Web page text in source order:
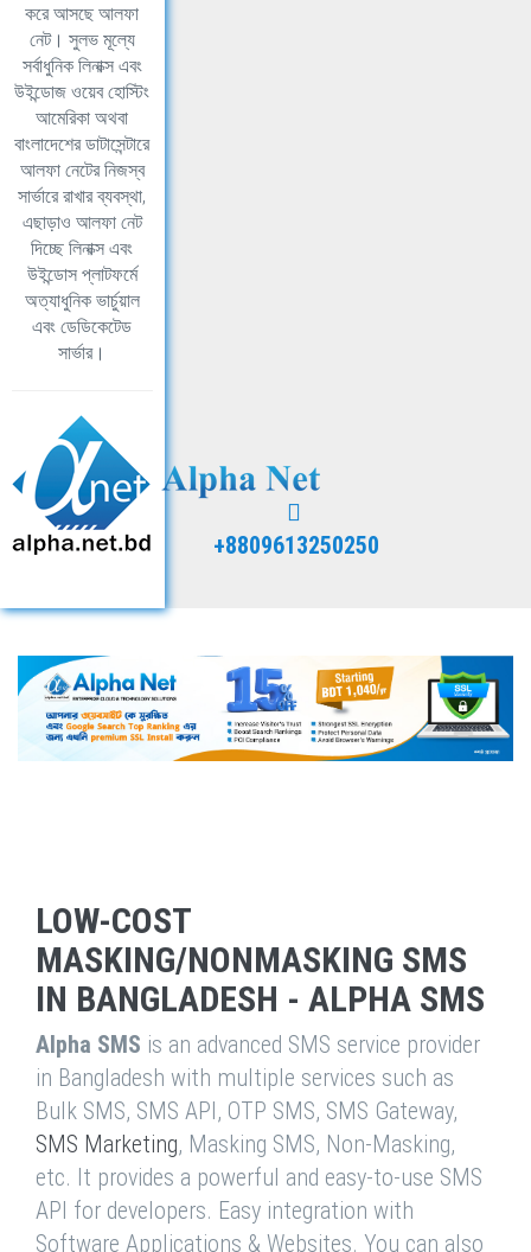
করে আসছে আলফা
নেট। সুলভ মূল্যে
সর্বাধুনিক লিনাক্স এবং
উইন্ডোজ ওয়েব হোস্টিং
আমেরিকা অথবা
বাংলাদেশের ডাটাসেন্টারে
আলফা নেটের নিজস্ব
সার্ভারে রাখার ব্যবস্থা,
এছাড়াও আলফা নেট
দিচ্ছে লিনাক্স এবং
উইন্ডোস প্লাটফর্মে
অত্যাধুনিক ভার্চুয়াল
এবং ডেডিকেটেড
সার্ভার।
+8809613250250
LOW-COST
MASKING/NONMASKING SMS
IN BANGLADESH - ALPHA SMS
Alpha SMS is an advanced SMS service provider
in Bangladesh with multiple services such as
Bulk SMS, SMS API, OTP SMS, SMS Gateway,
SMS Marketing, Masking SMS, Non-Masking,
etc. It provides a powerful and easy-to-use SMS
API for developers. Easy integration with
Software Applications & Websites. You can also